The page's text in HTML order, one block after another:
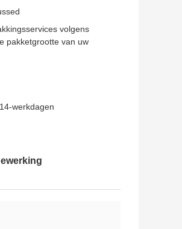
volgens
pakketgrootte van uw
werkdagen